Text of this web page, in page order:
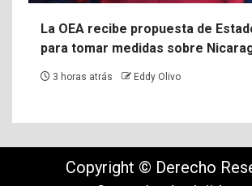
La OEA recibe propuesta de
para tomar medidas sobre
3 horas atrás Eddy Olivo
Copyright © Derecho